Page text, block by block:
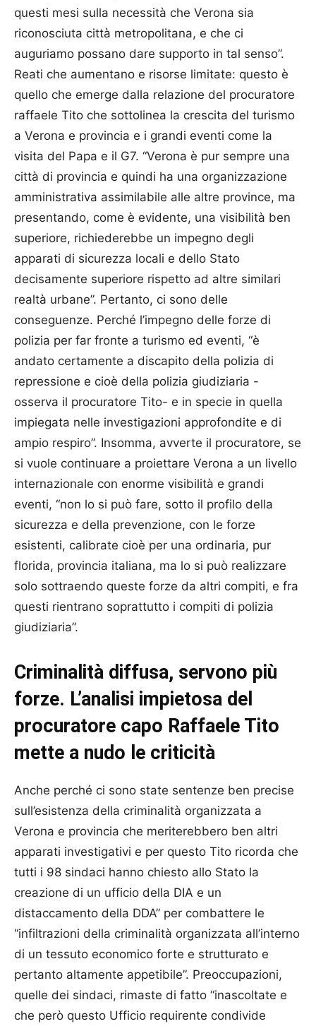
questi mesi sulla necessità che Verona sia
riconosciuta città metropolitana, e che ci
auguriamo possano dare supporto in tal senso”.
Reati che aumentano e risorse limitate: questo è
quello che emerge dalla relazione del procuratore
raffaele Tito che sottolinea la crescita del turismo
a Verona e provincia e i grandi eventi come la
visita del Papa e il G7. “Verona è pur sempre una
città di provincia e quindi ha una organizzazione
amministrativa assimilabile alle altre province, ma
presentando, come è evidente, una visibilità ben
superiore, richiederebbe un impegno degli
apparati di sicurezza locali e dello Stato
decisamente superiore rispetto ad altre similari
realtà urbane”. Pertanto, ci sono delle
conseguenze. Perché l’impegno delle forze di
polizia per far fronte a turismo ed eventi, “è
andato certamente a discapito della polizia di
repressione e cioè della polizia giudiziaria -
osserva il procuratore Tito- e in specie in quella
impiegata nelle investigazioni approfondite e di
ampio respiro”. Insomma, avverte il procuratore, se
si vuole continuare a proiettare Verona a un livello
internazionale con enorme visibilità e grandi
eventi, “non lo si può fare, sotto il profilo della
sicurezza e della prevenzione, con le forze
esistenti, calibrate cioè per una ordinaria, pur
florida, provincia italiana, ma lo si può realizzare
solo sottraendo queste forze da altri compiti, e fra
questi rientrano soprattutto i compiti di polizia
giudiziaria”.
Criminalità diffusa, servono più
forze. L’analisi impietosa del
procuratore capo Raffaele Tito
mette a nudo le criticità
Anche perché ci sono state sentenze ben precise
sull’esistenza della criminalità organizzata a
Verona e provincia che meriterebbero ben altri
apparati investigativi e per questo Tito ricorda che
tutti i 98 sindaci hanno chiesto allo Stato la
creazione di un ufficio della DIA e un
distaccamento della DDA” per combattere le
“infiltrazioni della criminalità organizzata all’interno
di un tessuto economico forte e strutturato e
pertanto altamente appetibile”. Preoccupazioni,
quelle dei sindaci, rimaste di fatto “inascoltate e
che però questo Ufficio requirente condivide